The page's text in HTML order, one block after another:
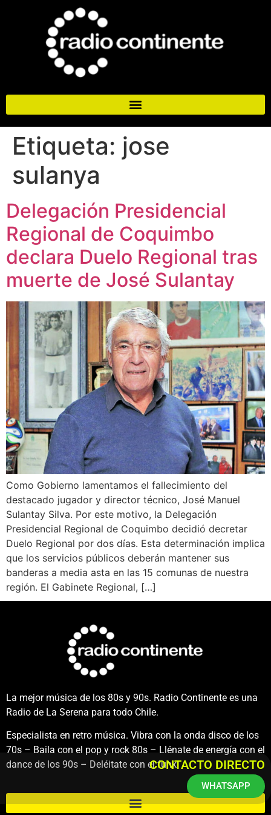
Etiqueta: jose
sulanya
Delegación Presidencial
Regional de Coquimbo
declara Duelo Regional tras
muerte de José Sulantay
Como Gobierno lamentamos el fallecimiento del
destacado jugador y director técnico, José Manuel
Sulantay Silva. Por este motivo, la Delegación
Presidencial Regional de Coquimbo decidió decretar
Duelo Regional por dos días. Esta determinación implica
que los servicios públicos deberán mantener sus
banderas a media asta en las 15 comunas de nuestra
región. El Gabinete Regional, […]
La mejor música de los 80s y 90s. Radio Continente es una
Radio de La Serena para todo Chile.
Especialista en retro música. Vibra con la onda disco de los
70s – Baila con el pop y rock 80s – Llénate de energía con el
dance de los 90s – Deléitate con el funk.CONTACTO DIRECTO
WHATSAPP